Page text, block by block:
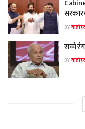
BY
सच्चे
BY